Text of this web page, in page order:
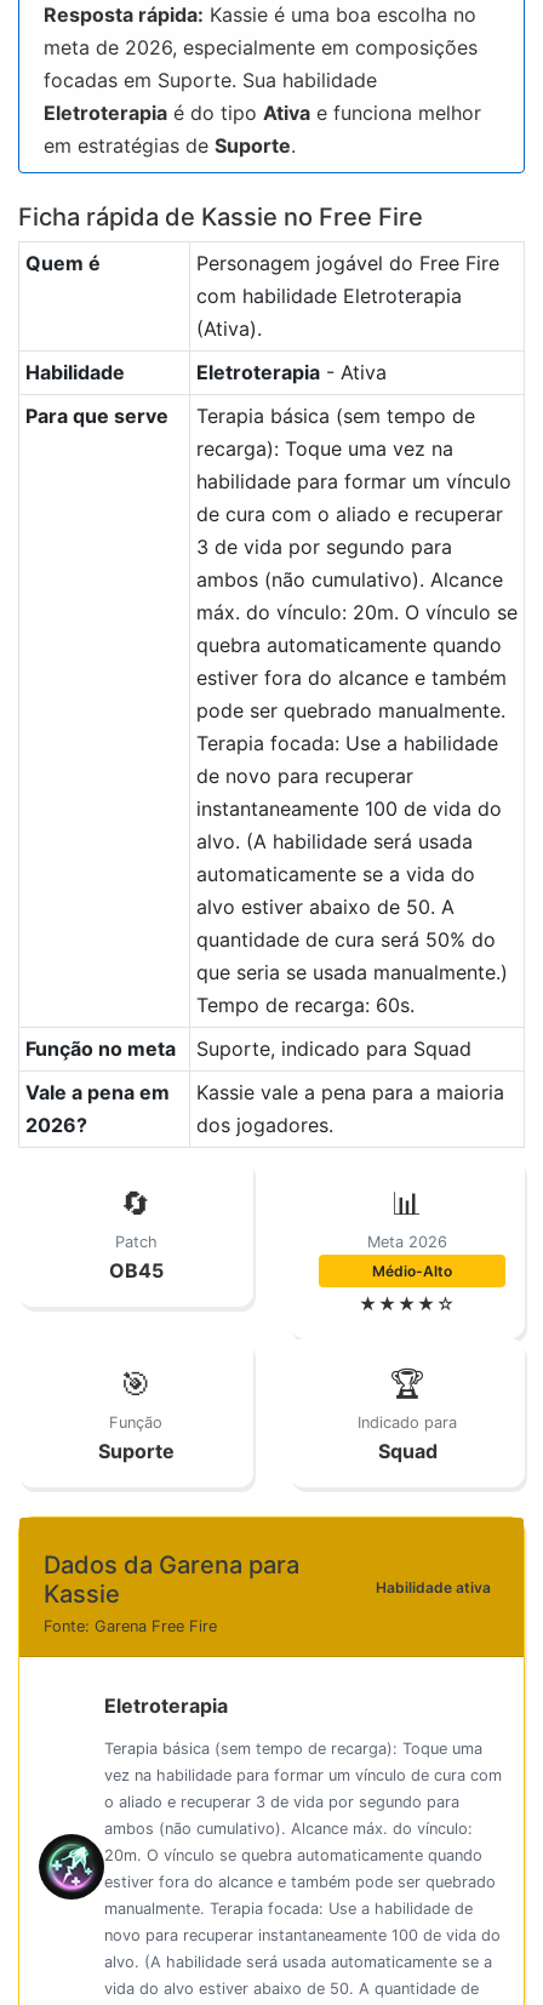
Resposta rápida: Kassie é uma boa escolha no
meta de 2026, especialmente em composições
focadas em Suporte. Sua habilidade
Eletroterapia é do tipo Ativa e funciona melhor
em estratégias de Suporte.
Ficha rápida de Kassie no Free Fire
Quem é
Personagem jogável do Free Fire
com habilidade Eletroterapia
(Ativa).
Habilidade
Eletroterapia- Ativa
Para que serve
Terapia básica (sem tempo de
recarga): Toque uma vez na
habilidade para formar um vínculo
de cura com o aliado e recuperar
3 de vida por segundo para
ambos (não cumulativo). Alcance
máx. do vínculo: 20m. O vínculo se
quebra automaticamente quando
estiver fora do alcance e também
pode ser quebrado manualmente.
Terapia focada: Use a habilidade
de novo para recuperar
instantaneamente 100 de vida do
alvo. (A habilidade será usada
automaticamente se a vida do
alvo estiver abaixo de 50. A
quantidade de cura será 50% do
que seria se usada manualmente.)
Tempo de recarga: 60s.
Função no meta
Suporte, indicado para Squad
Vale a pena em
2026?
Kassie vale a pena para a maioria
dos jogadores.
🔄
Patch
OB45
📊
Meta 2026
Médio-Alto
★★★★☆
🎯
Função
Suporte
🏆
Indicado para
Squad
Dados da Garena para
Kassie
Fonte: Garena Free Fire
Habilidade ativa
Eletroterapia
Terapia básica (sem tempo de recarga): Toque uma
vez na habilidade para formar um vínculo de cura com
o aliado e recuperar 3 de vida por segundo para
ambos (não cumulativo). Alcance máx. do vínculo:
20m. O vínculo se quebra automaticamente quando
estiver fora do alcance e também pode ser quebrado
manualmente. Terapia focada: Use a habilidade de
novo para recuperar instantaneamente 100 de vida do
alvo. (A habilidade será usada automaticamente se a
vida do alvo estiver abaixo de 50. A quantidade de